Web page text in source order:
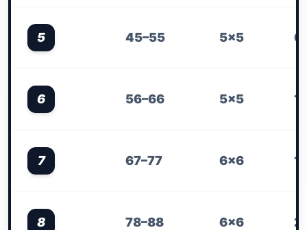
5 45–55 5×5 6
6 56–66 5×5
7 67–77 6×6
8 78–88 6×6